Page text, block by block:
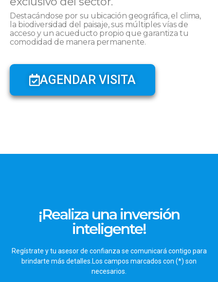
Destacándose por su ubicación geográfica, el clima,
la biodiversidad del paisaje, sus múltiples vías de
acceso y un acueducto propio que garantiza tu
comodidad de manera permanente.
AGENDAR VISITA
¡Realiza una inversión
inteligente!
Regístrate y tu asesor de confianza se comunicará contigo para
brindarte más detalles.Los campos marcados con (*) son
necesarios.